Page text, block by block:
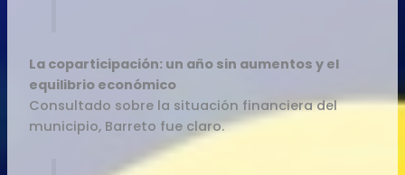
La coparticipación: un año sin aumentos y el
equilibrio económico
Consultado sobre la situación financiera del
municipio, Barreto fue claro.